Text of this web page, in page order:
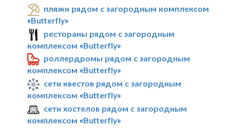
пляжи рядом с загородным комплексом
«Butterfly»
рестораны рядом с загородным
комплексом «Butterfly»
роллердромы рядом с загородным
комплексом «Butterfly»
сети квестов рядом с загородным
комплексом «Butterfly»
сети хостелов рядом с загородным
комплексом «Butterfly»